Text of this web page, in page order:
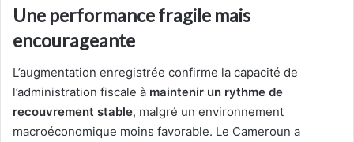
Une performance fragile mais
encourageante
L’augmentation enregistrée confirme la capacité de
l’administration fiscale à maintenir un rythme de
recouvrement stable, malgré un environnement
macroéconomique moins favorable. Le Cameroun a